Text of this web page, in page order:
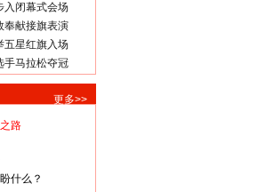
入闭幕式会场
奉献接旗表演
五星红旗入场
手马拉松夺冠
更多>>
路
什么？